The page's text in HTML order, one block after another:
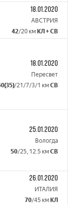
18.01.2020
АВСТРИЯ
42/20 км КЛ + CВ
18.01.2020
Пересвет
/21/7/3/1 км СВ
25.01.2020
Вологда
50/25, 12.5 км СВ
26.01.2020
ИТАЛИЯ
70/45 км КЛ